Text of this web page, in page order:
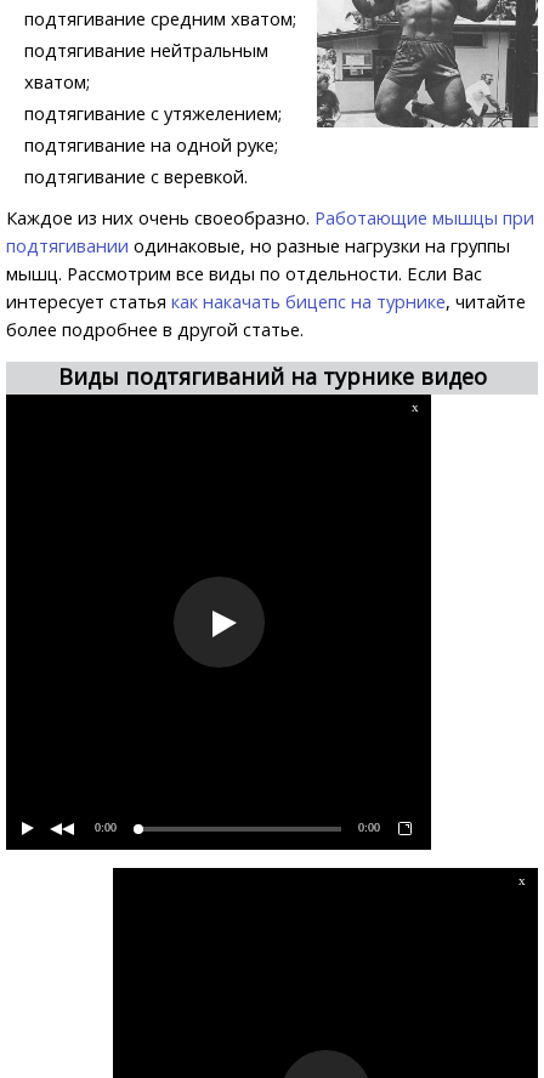
подтягивание средним хватом;
подтягивание нейтральным
хватом;
подтягивание с утяжелением;
подтягивание на одной руке;
подтягивание с веревкой.
Каждое из них очень своеобразно. Работающие мышцы при
подтягивании одинаковые, но разные нагрузки на группы
мышц. Рассмотрим все виды по отдельности. Если Вас
интересует статья как накачать бицепс на турнике, читайте
более подробнее в другой статье.
Виды подтягиваний на турнике видео
x
0:00 0:00
x